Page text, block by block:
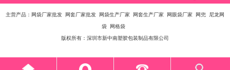
主营产品：网袋厂家批发 网套厂家批发 网袋生产厂家 网套生产厂家 网眼袋厂家 网兜 尼龙网
袋 网格袋
版权所有：深圳市新中南塑胶包装制品有限公司